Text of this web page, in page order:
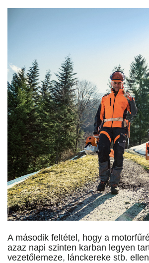
A második feltétel, hogy a
azaz napi szinten karban legyen
vezetőlemeze, lánckereke stb.